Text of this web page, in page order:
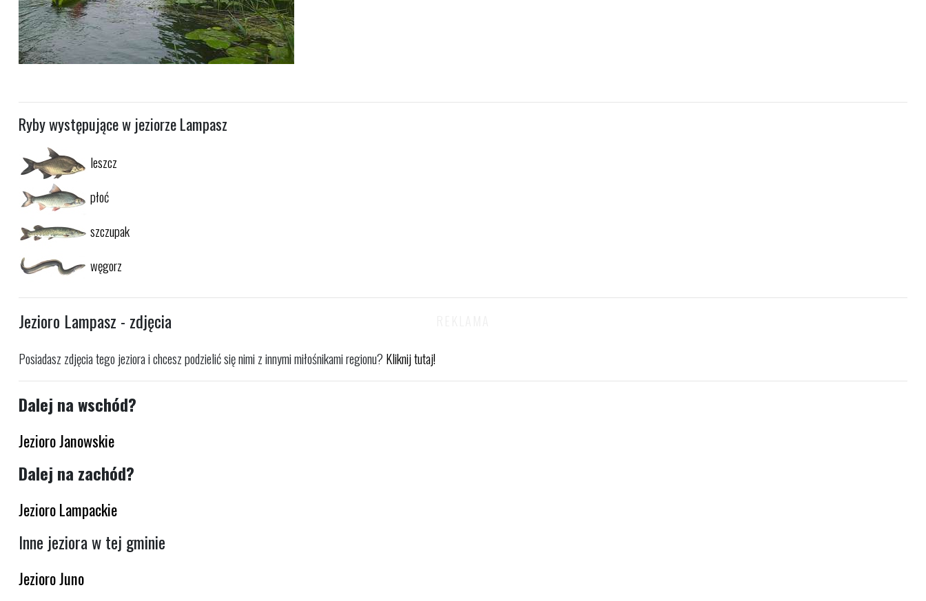
Ryby występujące w jeziorze Lampasz
leszcz
płoć
szczupak
węgorz
Jezioro Lampasz - zdjęcia
Posiadasz zdjęcia tego jeziora i chcesz podzielić się nimi z innymi miłośnikami regionu? Kliknij tutaj!
Dalej na wschód?
Jezioro Janowskie
Dalej na zachód?
Jezioro Lampackie
Inne jeziora w tej gminie
Jezioro Juno